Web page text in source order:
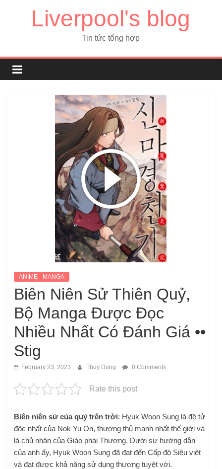
Liverpool's blog
Tin tức tổng hợp
ANIME - MANGA
Biên Niên Sử Thiên Quỷ,
Bộ Manga Được Đọc
Nhiều Nhất Có Đánh Giá ••
Stig
February 23, 2023 Thuy Dung 0 Comments
Rate this post
Biên niên sử của quỷ trên trời: Hyuk Woon Sung là đệ tử
độc nhất của Nok Yu On, thương thủ mạnh nhất thế giới và
là chủ nhân của Giáo phái Thương. Dưới sự hướng dẫn
của anh ấy, Hyuk Woon Sung đã đạt đến Cấp độ Siêu việt
và đạt được khả năng sử dụng thương tuyệt vời.